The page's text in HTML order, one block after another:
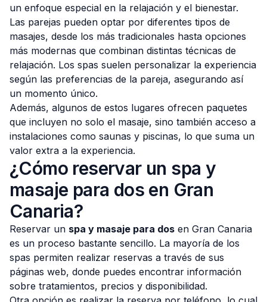
un enfoque especial en la relajación y el bienestar.
Las parejas pueden optar por diferentes tipos de
masajes, desde los más tradicionales hasta opciones
más modernas que combinan distintas técnicas de
relajación. Los spas suelen personalizar la experiencia
según las preferencias de la pareja, asegurando así
un momento único.
Además, algunos de estos lugares ofrecen paquetes
que incluyen no solo el masaje, sino también acceso a
instalaciones como saunas y piscinas, lo que suma un
valor extra a la experiencia.
¿Cómo reservar un spa y
masaje para dos en Gran
Canaria?
Reservar un spa y masaje para dos en Gran Canaria
es un proceso bastante sencillo. La mayoría de los
spas permiten realizar reservas a través de sus
páginas web, donde puedes encontrar información
sobre tratamientos, precios y disponibilidad.